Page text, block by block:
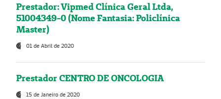
Prestador: Vipmed Clínica Geral Ltda,
51004349-0 (Nome Fantasia: Policlínica
Master)
01 de Abril de 2020
Prestador CENTRO DE ONCOLOGIA
15 de Janeiro de 2020